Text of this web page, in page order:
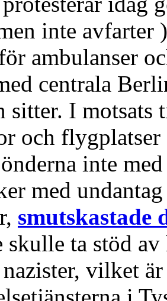
inte avfarter
ambulanser
centrala
sitter. I
och
inte
med
smutskastade
skulle ta stöd
vilket